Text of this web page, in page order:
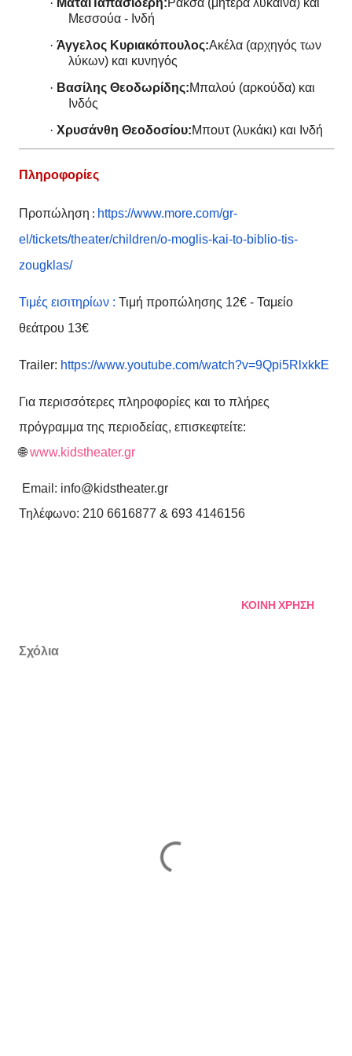
Μεσσούα - Ινδή
· Άγγελος Κυριακόπουλος:Ακέλα (αρχηγός των
λύκων) και κυνηγός
· Βασίλης Θεοδωρίδης:Μπαλού (αρκούδα) και
Ινδός
· Χρυσάνθη Θεοδοσίου:Μπουτ (λυκάκι) και Ινδή
Πληροφορίες
Προπώληση : https://www.more.com/gr-
el/tickets/theater/children/o-moglis-kai-to-biblio-tis-
zougklas/
Τιμές εισιτηρίων : Τιμή προπώλησης 12€ - Ταμείο
θεάτρου 13€
Trailer: https://www.youtube.com/watch?v=9Qpi5RlxkkE
Για περισσότερες πληροφορίες και το πλήρες
πρόγραμμα της περιοδείας, επισκεφτείτε:
🌐 www.kidstheater.gr
Email: info@kidstheater.gr
Τηλέφωνο: 210 6616877 & 693 4146156
ΚΟΙΝΉ ΧΡΉΣΗ
Σχόλια